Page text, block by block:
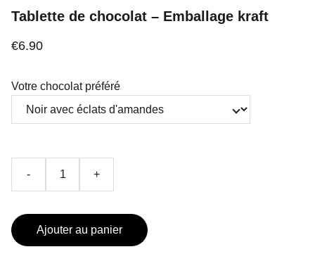
Tablette de chocolat – Emballage kraft
€6.90
Votre chocolat préféré
- +
Ajouter au panier